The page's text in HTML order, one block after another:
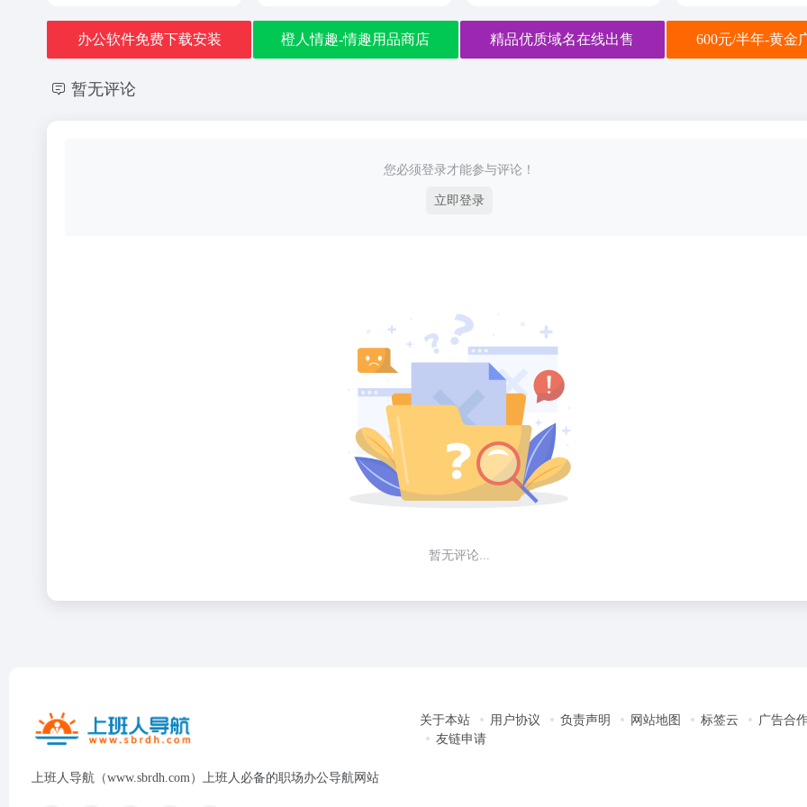
办公软件免费下载安装 橙人情趣-情趣用品商店 精品优质域名在线出售 600元/半年-黄金
暂无评论
您必须登录才能参与评论！
立即登录
暂无评论...
上班人导航（www.sbrdh.com）上班人必备的职场办公导航网站
关于本站 用户协议 负责声明 网站地图 标签云
广告合
友链申请